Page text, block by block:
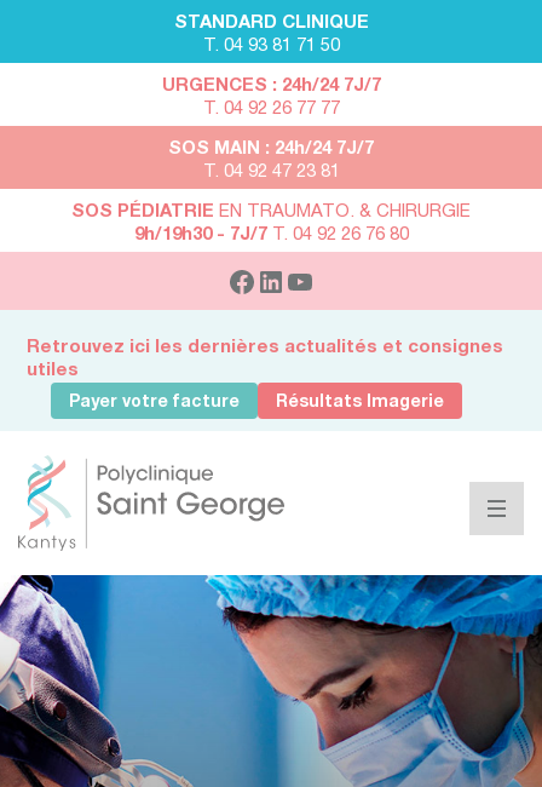
STANDARD CLINIQUE
T. 04 93 81 71 50
URGENCES : 24h/24 7J/7
T. 04 92 26 77 77
SOS MAIN : 24h/24 7J/7
T. 04 92 47 23 81
SOS PÉDIATRIE EN TRAUMATO. & CHIRURGIE
9h/19h30 - 7J/7T. 04 92 26 76 80
Retrouvez ici les dernières actualités et consignes
utiles
Payer votre facture Résultats Imagerie